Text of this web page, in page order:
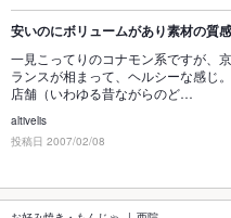
安いのにボリュームがあり素材の質
一見こってりのコナモン系ですが、
ランスが相まって、ヘルシーな感じ
店舗（いわゆる昔ながらのど…
altivelis
投稿日 2007/02/08